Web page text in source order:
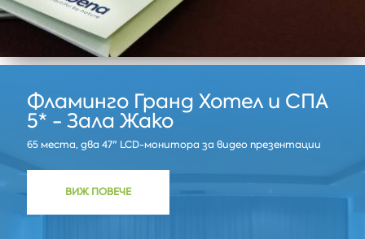
Фламинго Гранд Хотел и СПА
5* - Зала Жако
65 места, два 47" LCD-монитора за видео презентации
ВИЖ ПОВЕЧЕ